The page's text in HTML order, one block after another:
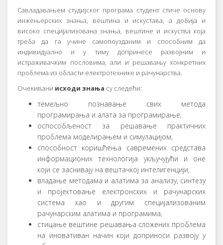
Савладавањем студијског програма студент стиче основу
инжењерских знања, вештина и искустава, а добија и
високо специјализована знања, вештине и искуства која
треба да га учине самопоузданим и способним да
индивидуално и у тиму допринесе развојним и
истраживачким пословима, али и решавању конкретних
проблема из области електротехнике и рачунарства.
Очекивани исходи знања су следећи:
темељно познавање свих метода
програмирања и алата за програмирање,
оспособљеност за решавање практичних
проблема моделирањем и симулацијом,
способност коришћења савремених средстава
информационих технологија укључујући и оне
који се заснивају на вештачкој интелигенцији,
владање методама и алатима за анализу, синтезу
и пројектовање електронских и рачунарских
система као и другим специјализованим
рачунарским алатима и програмима,
стицање вештине решавања сложених проблема
на иновативан начин који доприноси развоју у